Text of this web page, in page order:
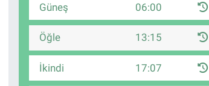
Güneş 06:00
Öğle 13:15
İkindi 17:07